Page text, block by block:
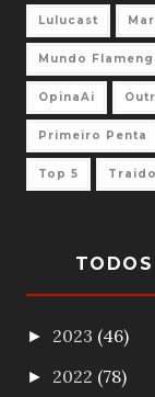
Lulucast
Mundo
OpinaAi
Primeiro Penta
Top 5
► 2023 (46)
► 2022 (78)